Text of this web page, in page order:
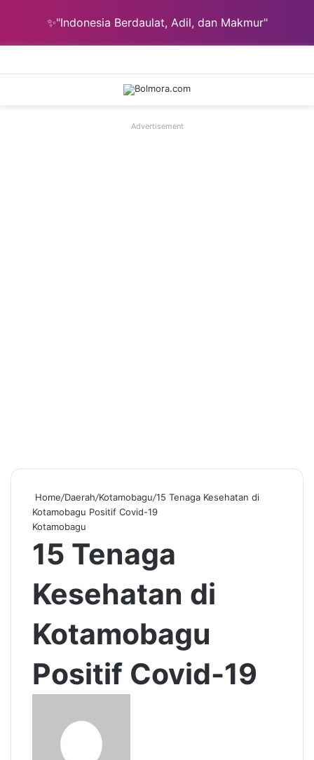
✨"Indonesia Berdaulat, Adil, dan Makmur"
Advertisement
Home/Daerah/Kotamobagu/15 Tenaga Kesehatan di
Kotamobagu Positif Covid-19
Kotamobagu
15 Tenaga
Kesehatan di
Kotamobagu
Positif Covid-19